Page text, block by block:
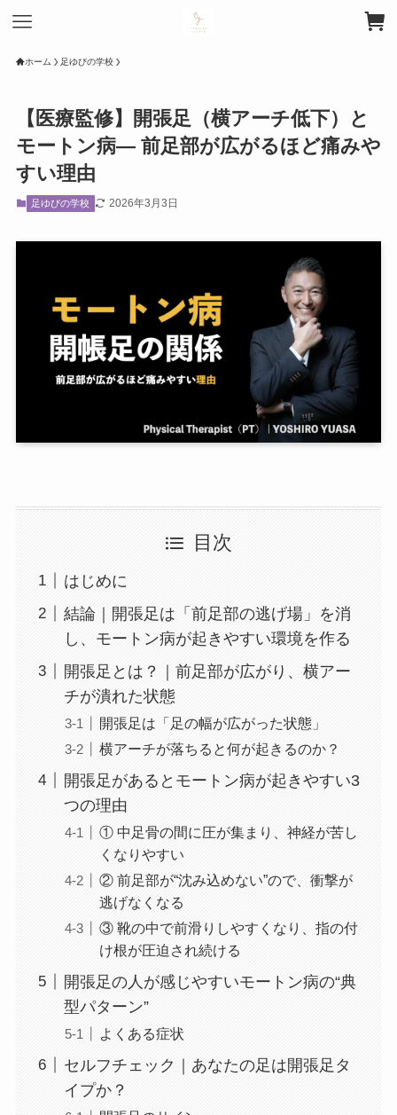
ホーム 足ゆびの学校
【医療監修】開張足（横アーチ低下）と
モートン病― 前足部が広がるほど痛みや
すい理由
足ゆびの学校 2026年3月3日
目次
はじめに
結論｜開張足は「前足部の逃げ場」を消
し、モートン病が起きやすい環境を作る
開張足とは？｜前足部が広がり、横アー
チが潰れた状態
開張足は「足の幅が広がった状態」
横アーチが落ちると何が起きるのか？
開張足があるとモートン病が起きやすい3
つの理由
① 中足骨の間に圧が集まり、神経が苦し
くなりやすい
② 前足部が“沈み込めない”ので、衝撃が
逃げなくなる
③ 靴の中で前滑りしやすくなり、指の付
け根が圧迫され続ける
開張足の人が感じやすいモートン病の“典
型パターン”
よくある症状
セルフチェック｜あなたの足は開張足タ
イプか？